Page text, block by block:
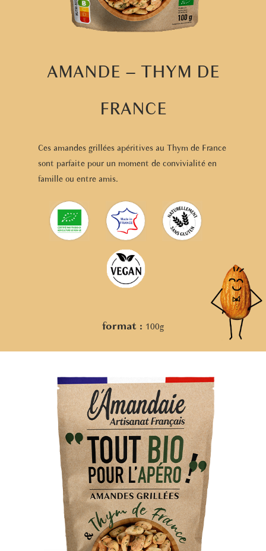
AMANDE – THYM DE
FRANCE
Ces amandes grillées apéritives au Thym de France
sont parfaite pour un moment de convivialité en
famille ou entre amis.
format : 100g